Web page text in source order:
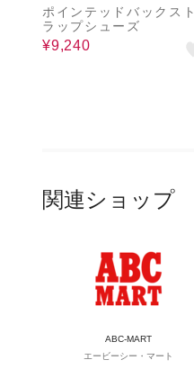
ポインテッドバックスト
ラップシューズ
¥9,240
関連ショップ
ABC-MART
エービーシー・マート